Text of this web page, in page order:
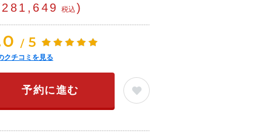
税込 )
/ 5
クチコミを見る
予約に進む